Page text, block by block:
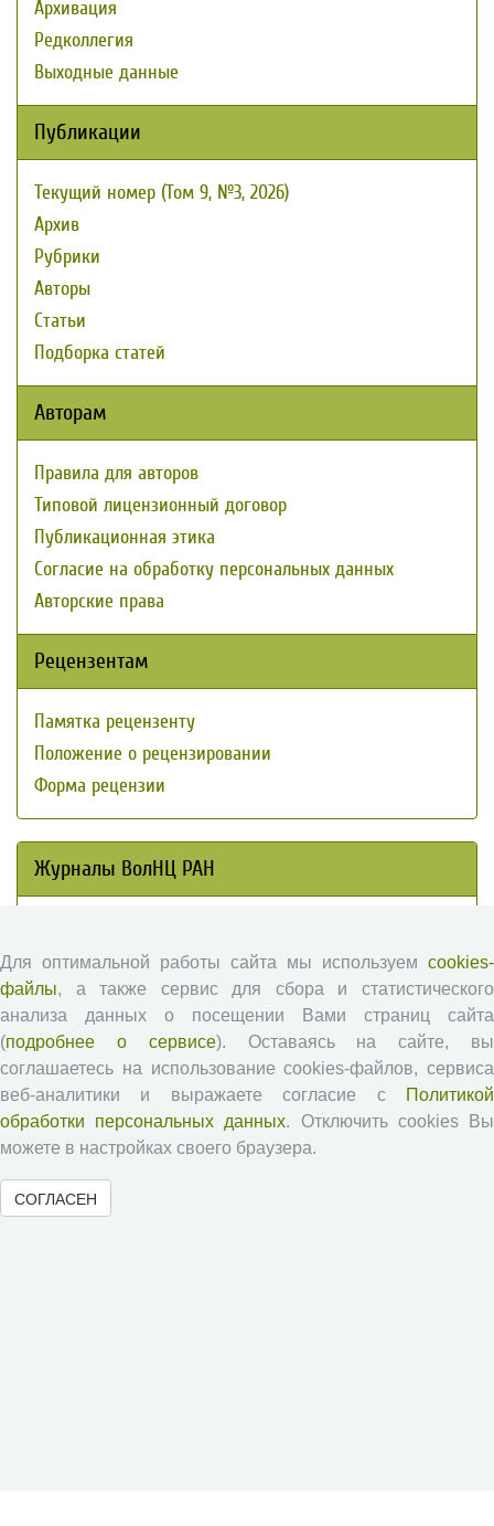
Архивация
Редколлегия
Выходные данные
Публикации
Текущий номер (Том 9, №3, 2026)
Архив
Рубрики
Авторы
Статьи
Подборка статей
Авторам
Правила для авторов
Типовой лицензионный договор
Публикационная этика
Согласие на обработку персональных данных
Авторские права
Рецензентам
Памятка рецензенту
Положение о рецензировании
Форма рецензии
Журналы ВолНЦ РАН
Проблемы развития территории
Вопросы территориального развития
Социальное пространство
Юный экономист
Для оптимальной работы сайта мы используем cookies-
файлы, а также сервис для сбора и статистического
анализа данных о посещении Вами страниц сайта
(подробнее о сервисе). Оставаясь на сайте, вы
соглашаетесь на использование cookies-файлов, сервиса
веб-аналитики и выражаете согласие с
Политикой
обработки персональных данных. Отключить cookies Вы
можете в настройках своего браузера.
СОГЛАСЕН